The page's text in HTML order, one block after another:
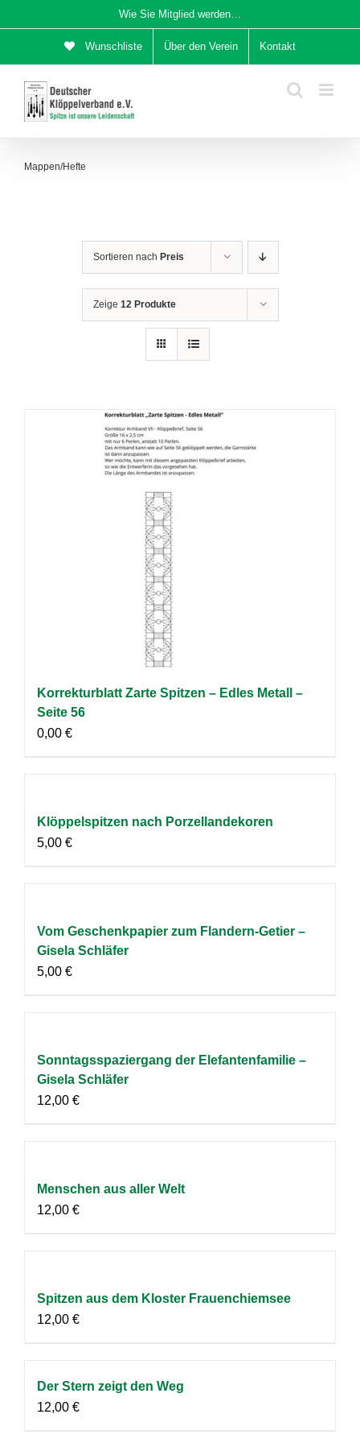
Inhalt
Wie Sie Mitglied werden…
Wunschliste Über den Verein Kontakt
Mappen/Hefte
Sortieren nach Preis
Zeige 12 Produkte
Korrekturblatt Zarte Spitzen – Edles Metall –
Seite 56
0,00 €
Klöppelspitzen nach Porzellandekoren
5,00 €
Vom Geschenkpapier zum Flandern-Getier –
Gisela Schläfer
5,00 €
Sonntagsspaziergang der Elefantenfamilie –
Gisela Schläfer
12,00 €
Menschen aus aller Welt
12,00 €
Spitzen aus dem Kloster Frauenchiemsee
12,00 €
Der Stern zeigt den Weg
12,00 €